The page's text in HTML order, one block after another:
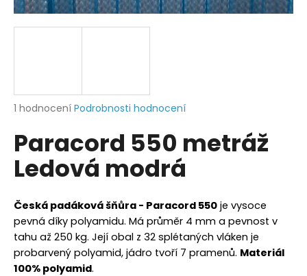
Průměrné
produktu
je
5,0
hvězdiček.
1 hodnocení Podrobnosti hodnocení
Paracord 550 metráž
Ledová modrá
Česká padáková šňůra - Paracord 550 je vysoce
pevná díky polyamidu. Má průměr 4 mm a pevnost v
tahu až 250 kg. Její obal z 32 splétaných vláken je
probarvený polyamid, jádro tvoří 7 pramenů. Materiál
100% polyamid.
a
j
?
HLEDAT
D
o
p
o